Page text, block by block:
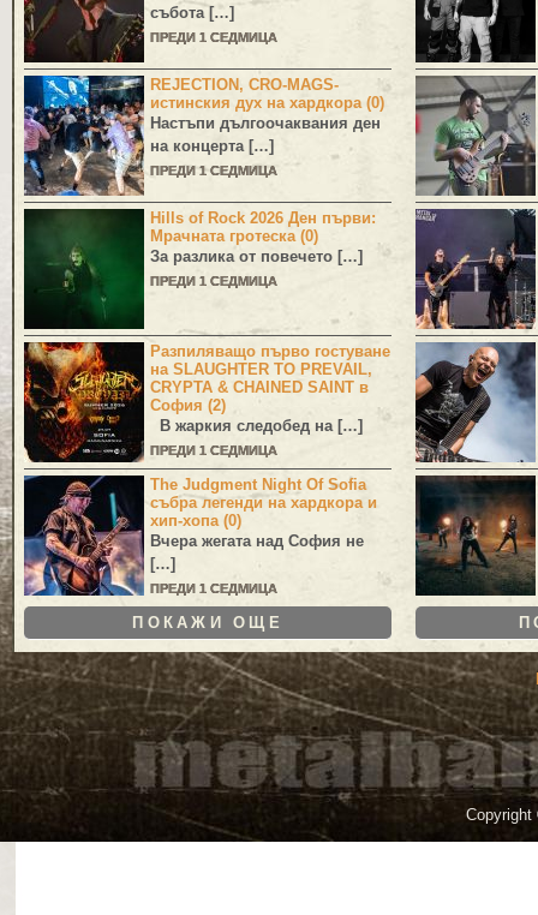
събота […]
ПРЕДИ 1 СЕДМИЦА
REJECTION, CRO-MAGS-
истинския дух на хардкора (0)
Настъпи дългоочаквания ден
на концерта […]
ПРЕДИ 1 СЕДМИЦА
Hills of Rock 2026 Ден първи:
Мрачната гротеска (0)
За разлика от повечето […]
ПРЕДИ 1 СЕДМИЦА
Разпиляващо първо гостуване
на SLAUGHTER TO PREVAIL,
CRYPTA & CHAINED SAINT в
София (2)
В жаркия следобед на […]
ПРЕДИ 1 СЕДМИЦА
The Judgment Night Of Sofia
събра легенди на хардкора и
хип-хопа (0)
Вчера жегата над София не
[…]
ПРЕДИ 1 СЕДМИЦА
ПОКАЖИ ОЩЕ